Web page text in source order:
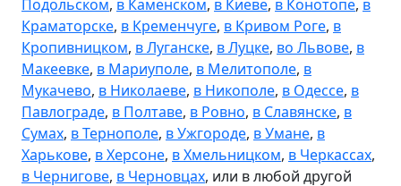
Подольском, в Каменском, в Киеве, в Конотопе, в
Краматорске, в Кременчуге, в Кривом Роге, в
Кропивницком, в Луганске, в Луцке, во Львове, в
Макеевке, в Мариуполе, в Мелитополе, в
Мукачево, в Николаеве, в Никополе, в Одессе, в
Павлограде, в Полтаве, в Ровно, в Славянске, в
Сумах, в Тернополе, в Ужгороде, в Умане, в
Харькове, в Херсоне, в Хмельницком, в Черкассах,
в Чернигове, в Черновцах, или в любой другой